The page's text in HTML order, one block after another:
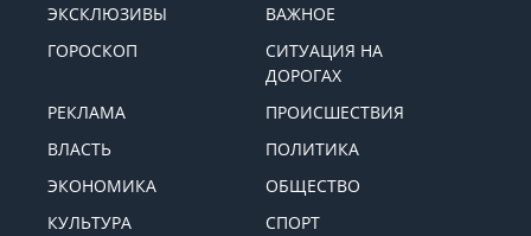
ЭКСКЛЮЗИВЫ
ВАЖНОЕ
ГОРОСКОП
СИТУАЦИЯ НА
ДОРОГАХ
РЕКЛАМА
ПРОИСШЕСТВИЯ
ВЛАСТЬ
ПОЛИТИКА
ЭКОНОМИКА
ОБЩЕСТВО
КУЛЬТУРА
СПОРТ